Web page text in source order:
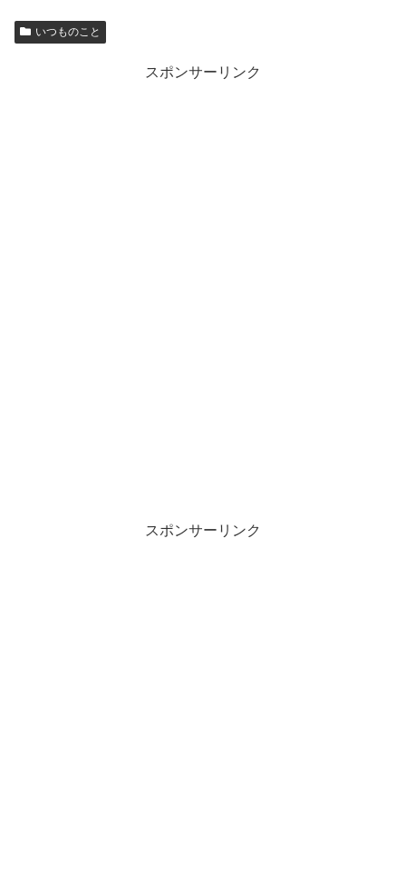
いつものこと
スポンサーリンク
スポンサーリンク